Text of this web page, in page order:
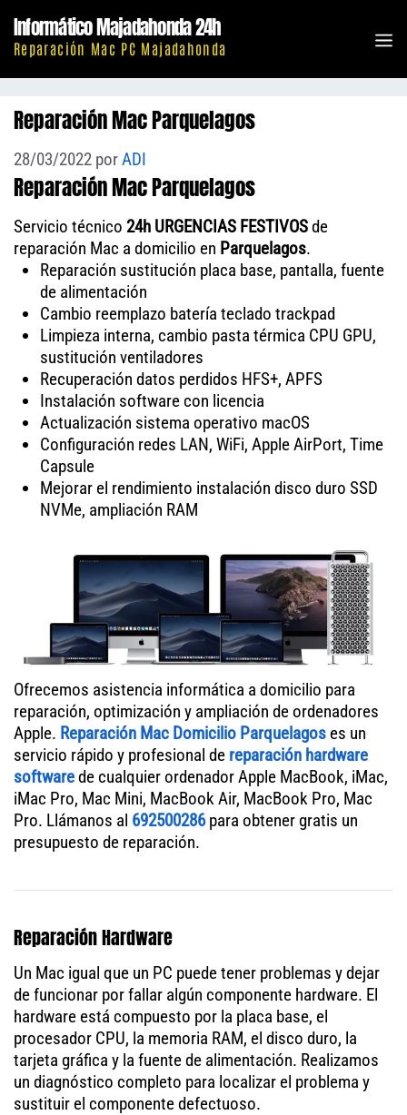
contenido
Informático Majadahonda 24h
Reparación Mac PC Majadahonda
Reparación Mac Parquelagos
28/03/2022 porADI
Reparación Mac Parquelagos
Servicio técnico 24h URGENCIAS FESTIVOSde
reparación Mac a domicilio en Parquelagos.
Reparación sustitución placa base, pantalla, fuente
de alimentación
Cambio reemplazo batería teclado trackpad
Limpieza interna, cambio pasta térmica CPU GPU,
sustitución ventiladores
Recuperación datos perdidos HFS+, APFS
Instalación software con licencia
Actualización sistema operativo macOS
Configuración redes LAN, WiFi, Apple AirPort, Time
Capsule
Mejorar el rendimiento instalación disco duro SSD
NVMe, ampliación RAM
Ofrecemos asistencia informática a domicilio para
reparación, optimización y ampliación de ordenadores
Apple. Reparación Mac Domicilio Parquelagos es un
servicio rápido y profesional de reparación hardware
softwarede cualquier ordenador Apple MacBook, iMac,
iMac Pro, Mac Mini, MacBook Air, MacBook Pro, Mac
Pro. Llámanos al 692500286para obtener gratis un
presupuesto de reparación.
Reparación Hardware
Un Mac igual que un PC puede tener problemas y dejar
de funcionar por fallar algún componente hardware. El
hardware está compuesto por la placa base, el
procesador CPU, la memoria RAM, el disco duro, la
tarjeta gráfica y la fuente de alimentación. Realizamos
un diagnóstico completo para localizar el problema y
sustituir el componente defectuoso.